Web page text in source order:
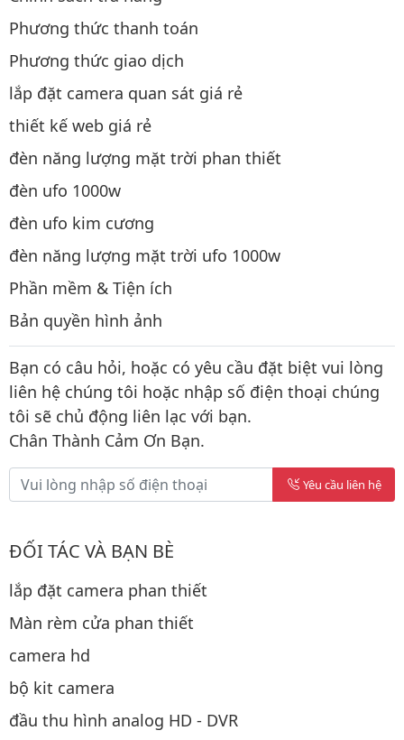
Phương thức thanh toán
Phương thức giao dịch
lắp đặt camera quan sát giá rẻ
thiết kế web giá rẻ
đèn năng lượng mặt trời phan thiết
đèn ufo 1000w
đèn ufo kim cương
đèn năng lượng mặt trời ufo 1000w
Phần mềm & Tiện ích
Bản quyền hình ảnh
Bạn có câu hỏi, hoặc có yêu cầu đặt biệt vui lòng
liên hệ chúng tôi hoặc nhập số điện thoại chúng
tôi sẽ chủ động liên lạc với bạn.
Chân Thành Cảm Ơn Bạn.
Yêu cầu liên hệ
ĐỐI TÁC VÀ BẠN BÈ
lắp đặt camera phan thiết
Màn rèm cửa phan thiết
camera hd
bộ kit camera
đầu thu hình analog HD - DVR